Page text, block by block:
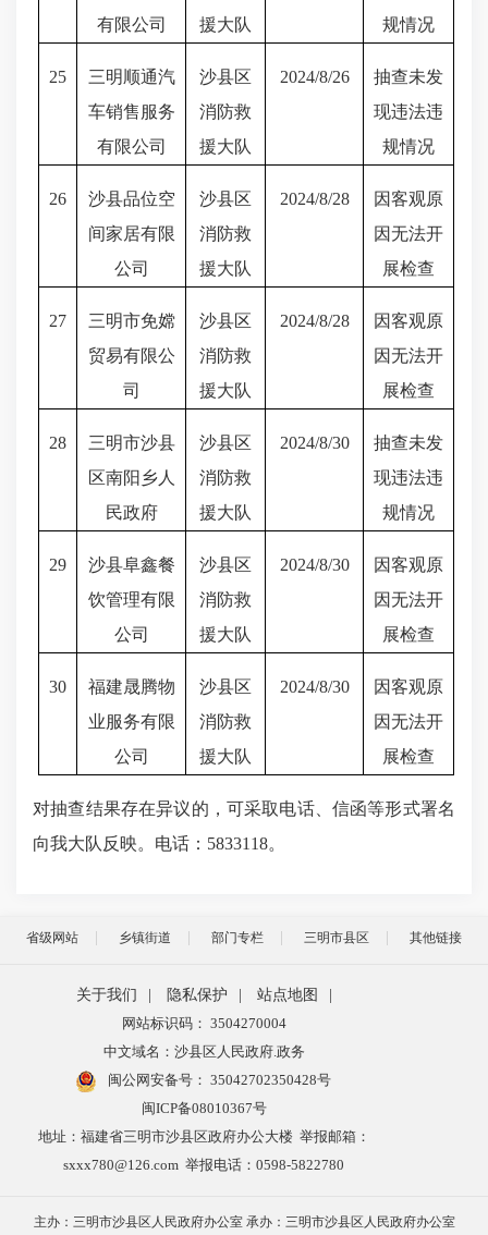
有限公司
援大队
规情况
25
三明顺通汽
车销售服务
有限公司
沙县区
消防救
援大队
2024/8/26
抽查未发
现违法违
规情况
26
沙县品位空
间家居有限
公司
沙县区
消防救
援大队
2024/8/28
因客观原
因无法开
展检查
27
三明市免嫦
贸易有限公
司
沙县区
消防救
援大队
2024/8/28
因客观原
因无法开
展检查
28
三明市沙县
区南阳乡人
民政府
沙县区
消防救
援大队
2024/8/30
抽查未发
现违法违
规情况
29
沙县阜鑫餐
饮管理有限
公司
沙县区
消防救
援大队
2024/8/30
因客观原
因无法开
展检查
30
福建晟腾物
业服务有限
公司
沙县区
消防救
援大队
2024/8/30
因客观原
因无法开
展检查
对抽查结果存在异议的，可采取电话、信函等形式署名
向我大队反映。电话： 5833118。
省级网站 乡镇街道 部门专栏 三明市县区 其他链接
关于我们 隐私保护 站点地图
网站标识码： 3504270004
中文域名：沙县区人民政府.政务
闽公网安备号： 35042702350428号
闽ICP备08010367号
地址：福建省三明市沙县区政府办公大楼 举报邮箱：
sxxx780@126.com 举报电话：0598-5822780
主办：三明市沙县区人民政府办公室 承办：三明市沙县区人民政府办公室